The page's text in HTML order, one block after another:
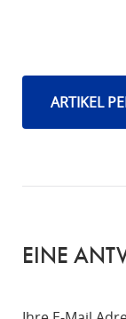
ARTIKEL
EINE